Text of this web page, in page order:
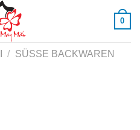
0
/ SÜSSE BACKWAREN